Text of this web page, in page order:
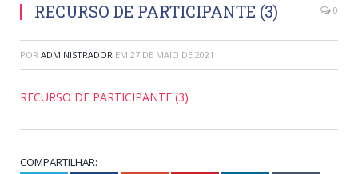
RECURSO DE PARTICIPANTE (3) 0
POR ADMINISTRADOR EM 27 DE MAIO DE 2021
RECURSO DE PARTICIPANTE (3)
COMPARTILHAR: